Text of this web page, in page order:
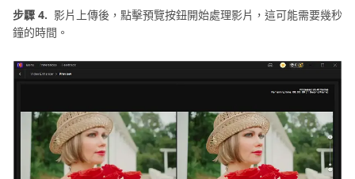
步驟 4. 影片上傳後，點擊預覽按鈕開始處理影片，這可能需要幾秒
鐘的時間。